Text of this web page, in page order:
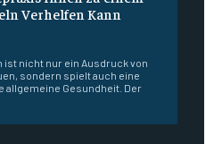
Verhelfen Kann
ist nicht nur ein Ausdruck von
sondern spielt auch eine
allgemeine Gesundheit. Der